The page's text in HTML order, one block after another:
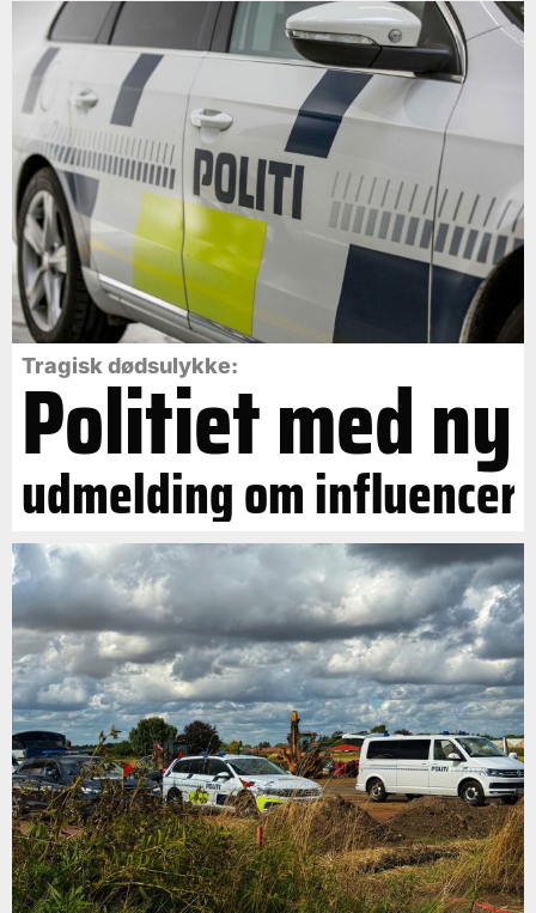
Tragisk dødsulykke:
Politiet med ny
udmelding om influencer